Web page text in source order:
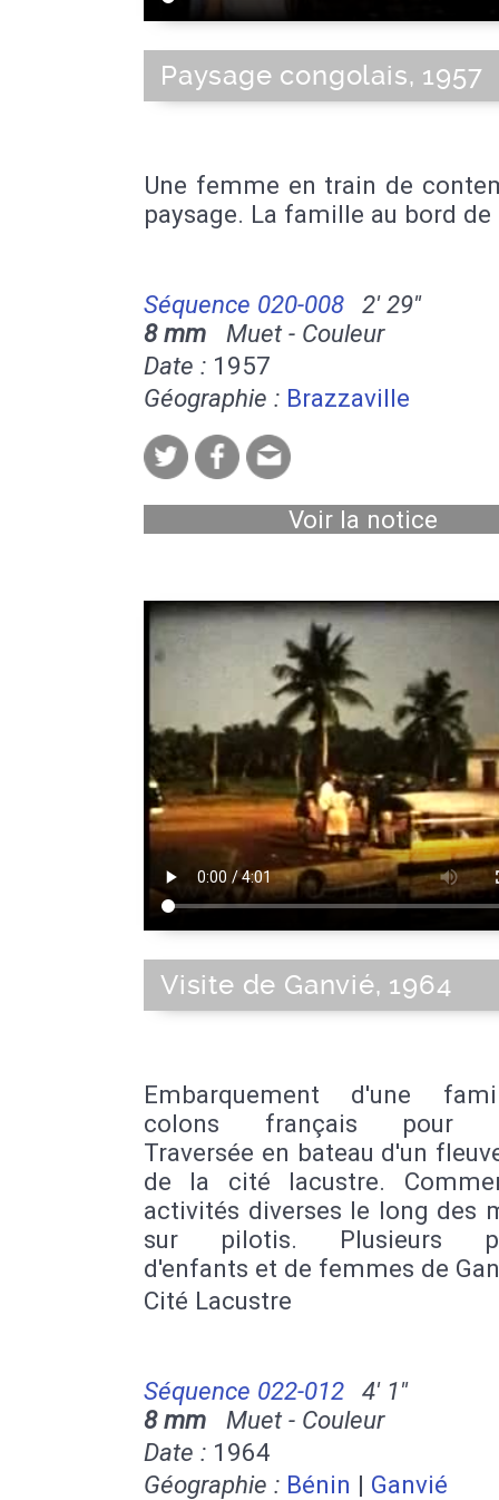
Paysage congolais, 1957
Une femme en train de
paysage. La famille au bord de
Séquence 020-008
2' 29''
8 mm Muet - Couleur
Date : 1957
Géographie : Brazzaville
Voir la notice
Visite de Ganvié, 1964
Embarquement d'une
colons français pour
Traversée en bateau d'un
de la cité lacustre.
activités diverses le long des
sur pilotis. Plusieurs
d'enfants et de femmes de
Cité Lacustre
Séquence 022-012
4' 1''
8 mm Muet - Couleur
Date : 1964
Géographie : Bénin | Ganvié